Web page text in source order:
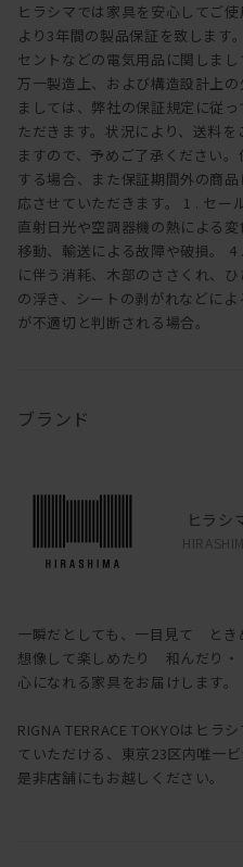
ヒラシマでは家具を安心してご
より3年間の製品保証を致します
セントなどの電気用品に関しまし
万一製造上、および構造設計上
ましては、弊社の保証規定に従
ただきます。状況により、送料
ますので、予めご了承ください
する場合、また保証期間外の商
応させていただきます。 1 . セー
直射日光や空調器機の熱による
移動、輸送による故障や破損。
に伴う消耗、木部のささくれ、
の浮き、シートの剥がれなどに
が不適切と判断される場合。
ブランド
ヒラシ
一瞬だとしても、一目見て と
想像して楽しめたり 和んだり・
心になれる家具をお届けします。
RIGNA TERRACE TOKYOはヒラ
ていただける、東京23区内唯一
是非店舗にもお越しください。